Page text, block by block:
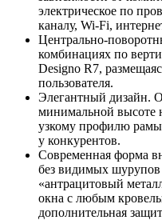
электрическое по
каналу, Wi-Fi,
Центрально-
комбинациях по
Designo R7,
пользователя.
Элегантный дизайн.
минимальной высоте
узкому профилю
у конкурентов.
Современная форма
без видимых шурупов
«антрацитовый
окна с любым
дополнительная